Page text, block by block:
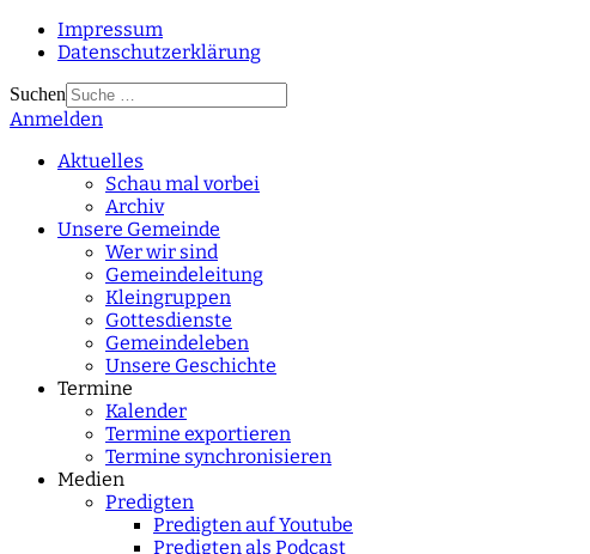
Impressum
Datenschutzerklärung
Suchen
Type 2 or more
Anmelden
Aktuelles
Schau mal vorbei
Archiv
Unsere Gemeinde
Wer wir sind
Gemeindeleitung
Kleingruppen
Gottesdienste
Gemeindeleben
Unsere Geschichte
Termine
Kalender
Termine exportieren
Termine synchronisieren
Medien
Predigten
Predigten auf Youtube
Predigten als Podcast